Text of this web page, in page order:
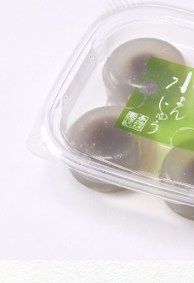
岐阜県アウトドア観光キャン
岐阜県観光データベース
旅行会社・観光事業者の皆様へ